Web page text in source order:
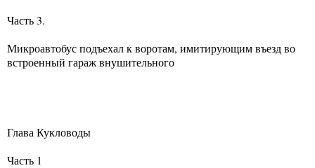
Часть 3.
Микроавтобус подъехал к воротам, имитирующим въезд во
встроенный гараж внушительного
Глава Кукловоды
Часть 1